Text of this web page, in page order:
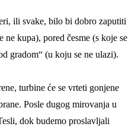
ili svake, bilo bi dobro zaputiti
kupa), pored česme (s koje se
gradom“ (u koju se ne ulazi).
turbine će se vrteti gonjene
Posle dugog mirovanja u
dok budemo proslavljali